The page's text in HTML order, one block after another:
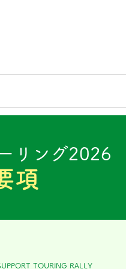
リング2026
項
TOURING RALLY